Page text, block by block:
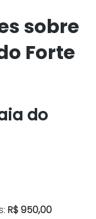
sobre
Forte
do
R$ 950,00